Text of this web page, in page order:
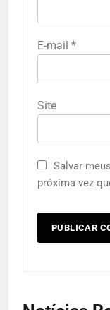
E-mail *
Site
Salvar
próxima vez